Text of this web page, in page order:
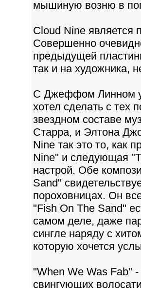
мышиную возню в
Cloud Nine является
Совершенно
предыдущей
так и на художника,
С Джеффом Линном у
хотел сделать с тех
звездном составе
Старра, и Элтона
Nine так это то, как
Nine" и следующая
настрой. Обе
Sand"
пороховницах. Он
"Fish On The Sand"
самом деле, даже
сингле наряду с
которую хочется
"When We Was Fab"
свингующих